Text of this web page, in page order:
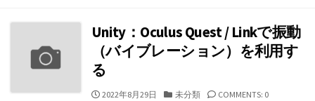
Unity：Oculus Quest / Linkで振動
（バイブレーション）を利用す
る
公
2022年8月29日
カ
未分類
COMMENTS: 0